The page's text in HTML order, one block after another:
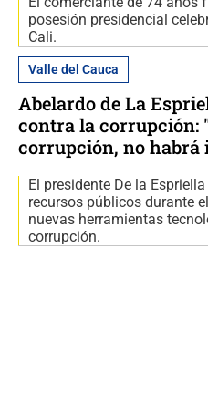
posesión presidencial
Cali.
Valle del Cauca
Abelardo de La
contra la corrupción:
corrupción, no habrá
El presidente De la
recursos públicos durante
nuevas herramientas
corrupción.